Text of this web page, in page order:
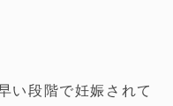
い段階で妊娠されて